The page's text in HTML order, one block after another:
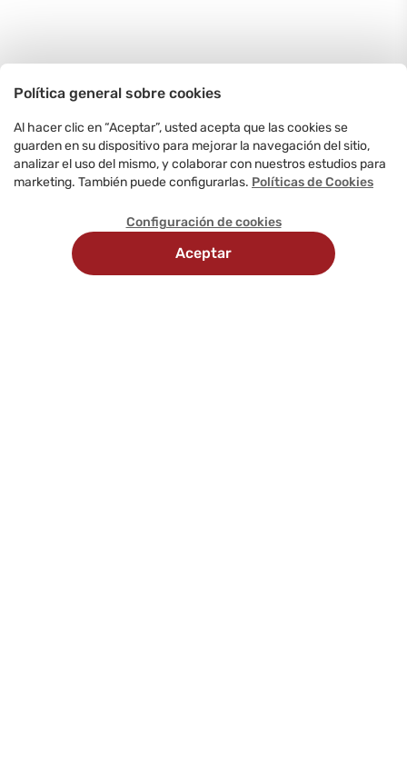
Política general sobre cookies
Al hacer clic en “Aceptar”, usted acepta que las cookies se
guarden en su dispositivo para mejorar la navegación del sitio,
analizar el uso del mismo, y colaborar con nuestros estudios para
marketing. También puede configurarlas. Políticas de Cookies
Configuración de cookies
Aceptar